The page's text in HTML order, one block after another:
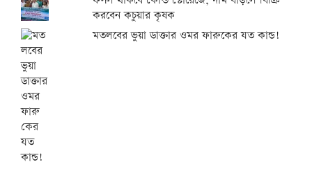
করবেন কচুয়ার কৃষক
মতলবের ভুয়া ডাক্তার ওমর ফারুকের যত কান্ড!